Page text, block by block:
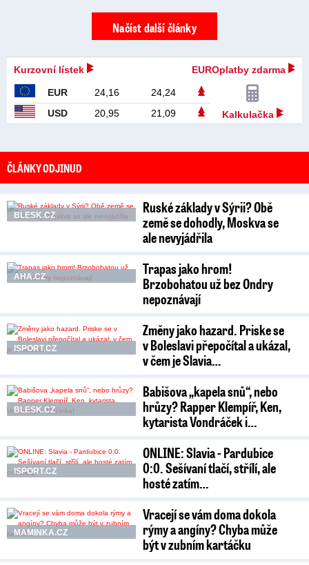
Načíst další články
Kurzovní lístek EUROplatby zdarma
EUR 24,16
24,24
USD
20,95 21,09 Kalkulačka
ČLÁNKY ODJINUD
BLESK.CZ
Ruské základy v Sýrii? Obě
země se dohodly, Moskva se
ale nevyjádřila
AHA.CZ
Trapas jako hrom!
Brzobohatou už bez Ondry
nepoznávají
ISPORT.CZ
Změny jako hazard. Priske se
v Boleslavi přepočítal a ukázal,
v čem je Slavia…
BLESK.CZ
Babišova „kapela snů“, nebo
hrůzy? Rapper Klempíř, Ken,
kytarista Vondráček i…
ISPORT.CZ
ONLINE: Slavia - Pardubice
0:0. Sešívaní tlačí, střílí, ale
hosté zatím…
MAMINKA.CZ
Vracejí se vám doma dokola
rýmy a angíny? Chyba může
být v zubním kartáčku